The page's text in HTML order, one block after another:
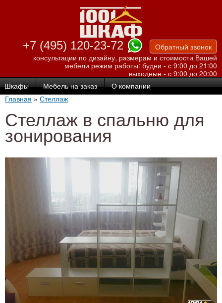
Перейти к
основному
содержанию
+7 (495) 120-23-72
Обратный звонок
консультации по дизайну, размерам и стоимости Вашей
мебели режим работы: будни - с 9:00 до 21:00
выходные - с 9:00 до 20:00
Шкафы Мебель на заказ О компании
Главная » Стеллаж
Стеллаж в спальню для
зонирования